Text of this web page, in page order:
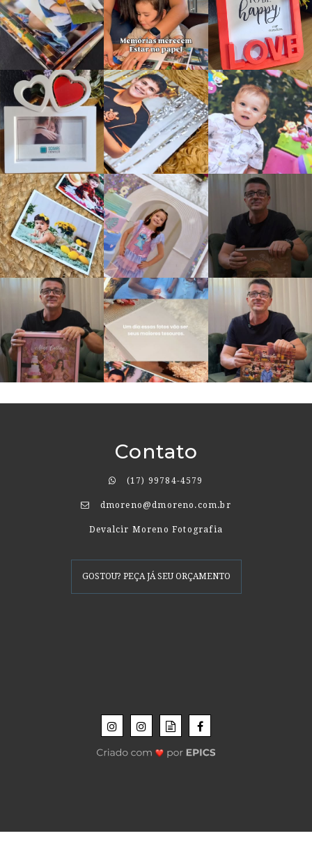
Contato
(17) 99784-4579
dmoreno@dmoreno.com.br
Devalcir Moreno Fotografia
GOSTOU? PEÇA JÁ SEU ORÇAMENTO